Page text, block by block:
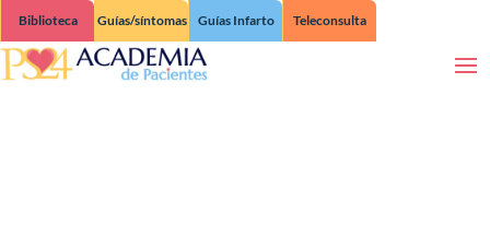
Biblioteca Guías/síntomas Guías Infarto Teleconsulta